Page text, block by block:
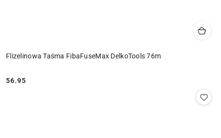
Flizelinowa Taśma FibaFuseMax DelkoTools 76m
Cena:
56.95